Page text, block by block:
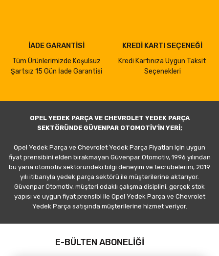
İADE GARANTİSİ
Tüm Ürünlerimizde Koşulsuz
Şartsız 15 Gün İade Garantisi
KREDİ KARTI SEÇENEĞİ
Kredi Kartınıza Uygun Taksit
Seçenekleri
OPEL YEDEK PARÇA VE CHEVROLET YEDEK PARÇA
SEKTÖRÜNDE GÜVENPAR OTOMOTİV'İN YERİ;
Opel Yedek Parça ve Chevrolet Yedek Parça Fiyatları için uygun
fiyat prensibini elden bırakmayan Güvenpar Otomotiv, 1996 yılından
bu yana otomotiv sektöründeki bilgi deneyim ve tecrübelerini, 2019
yılı itibarıyla yedek parça sektörü ile müşterilerine aktarıyor.
Güvenpar Otomotiv, müşteri odaklı çalışma disiplini, gerçek stok
yapısı ve uygun fiyat prensibi ile Opel Yedek Parça ve Chevrolet
Yedek Parça satışında müşterilerine hizmet veriyor.
E-BÜLTEN ABONELİĞİ